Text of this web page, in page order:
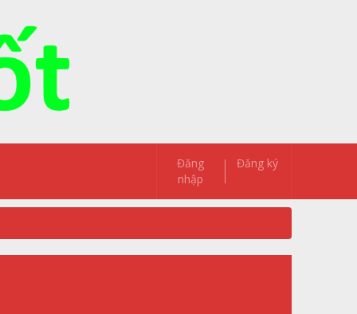
Đăng
nhập
Đăng ký